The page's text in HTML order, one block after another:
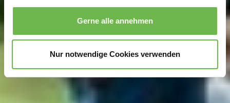
zu können und die Zugriffe auf unsere Website zu
analysieren.Danke, dass Sie uns in unserer Arbeit
unterstützen!
erhobenen Daten in den USA durch Google und
Indem Sie auf "Gerne Alle annehmen" oder
Präferenzen, Statistiken oder Marketing ankreuzen und
Gerne alle annehmen
Nur notwendige Cookies verwenden